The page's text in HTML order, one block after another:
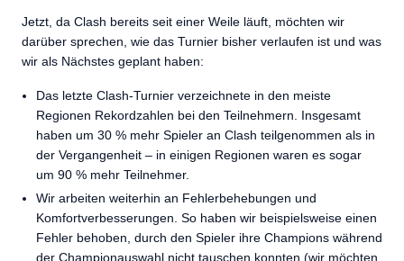
Jetzt, da Clash bereits seit einer Weile läuft, möchten wir
darüber sprechen, wie das Turnier bisher verlaufen ist und was
wir als Nächstes geplant haben:
Das letzte Clash-Turnier verzeichnete in den meiste
Regionen Rekordzahlen bei den Teilnehmern. Insgesamt
haben um 30 % mehr Spieler an Clash teilgenommen als in
der Vergangenheit – in einigen Regionen waren es sogar
um 90 % mehr Teilnehmer.
Wir arbeiten weiterhin an Fehlerbehebungen und
Komfortverbesserungen. So haben wir beispielsweise einen
Fehler behoben, durch den Spieler ihre Champions während
der Championauswahl nicht tauschen konnten (wir möchten